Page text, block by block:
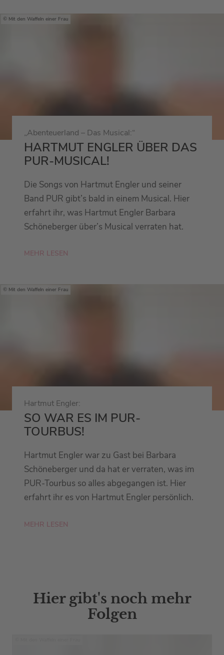
Mit den Waffeln einer Frau
„Abenteuerland – Das Musical:“
HARTMUT ENGLER ÜBER DAS
PUR-MUSICAL!
Die Songs von Hartmut Engler und seiner
Band PUR gibt’s bald in einem Musical. Hier
erfahrt ihr, was Hartmut Engler Barbara
Schöneberger über’s Musical verraten hat.
MEHR LESEN
Mit den Waffeln einer Frau
Hartmut Engler:
SO WAR ES IM PUR-
TOURBUS!
Hartmut Engler war zu Gast bei Barbara
Schöneberger und da hat er verraten, was im
PUR-Tourbus so alles abgegangen ist. Hier
erfahrt ihr es von Hartmut Engler persönlich.
MEHR LESEN
Hier gibt's noch mehr
Folgen